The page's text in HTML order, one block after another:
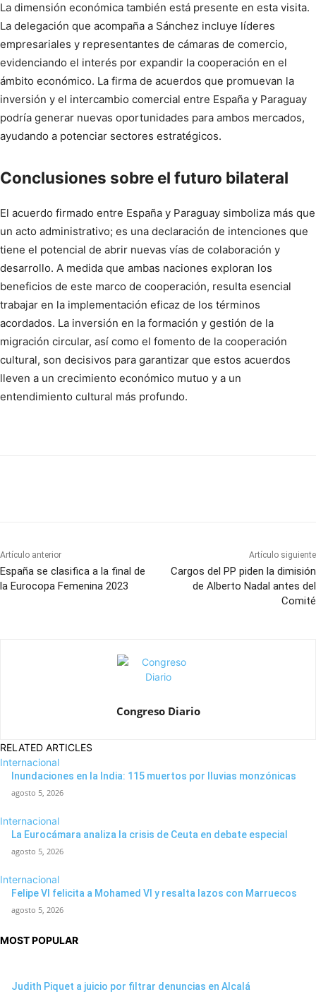
La dimensión económica también está presente en esta visita.
La delegación que acompaña a Sánchez incluye líderes
empresariales y representantes de cámaras de comercio,
evidenciando el interés por expandir la cooperación en el
ámbito económico. La firma de acuerdos que promuevan la
inversión y el intercambio comercial entre España y Paraguay
podría generar nuevas oportunidades para ambos mercados,
ayudando a potenciar sectores estratégicos.
Conclusiones sobre el futuro bilateral
El acuerdo firmado entre España y Paraguay simboliza más que
un acto administrativo; es una declaración de intenciones que
tiene el potencial de abrir nuevas vías de colaboración y
desarrollo. A medida que ambas naciones exploran los
beneficios de este marco de cooperación, resulta esencial
trabajar en la implementación eficaz de los términos
acordados. La inversión en la formación y gestión de la
migración circular, así como el fomento de la cooperación
cultural, son decisivos para garantizar que estos acuerdos
lleven a un crecimiento económico mutuo y a un
entendimiento cultural más profundo.
Artículo anterior
España se clasifica a la final de
la Eurocopa Femenina 2023
Artículo siguiente
Cargos del PP piden la dimisión
de Alberto Nadal antes del
Comité
Congreso Diario
RELATED ARTICLES
Internacional
Inundaciones en la India: 115 muertos por lluvias monzónicas
agosto 5, 2026
Internacional
La Eurocámara analiza la crisis de Ceuta en debate especial
agosto 5, 2026
Internacional
Felipe VI felicita a Mohamed VI y resalta lazos con Marruecos
agosto 5, 2026
MOST POPULAR
Judith Piquet a juicio por filtrar denuncias en Alcalá